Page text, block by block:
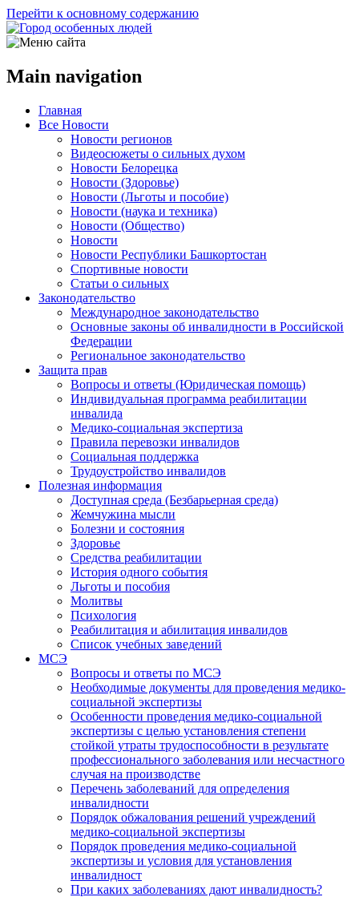
Перейти к основному содержанию
Main navigation
Главная
Все Новости
Новости регионов
Видеосюжеты о сильных духом
Новости Белорецка
Новости (Здоровье)
Новости (Льготы и пособие)
Новости (наука и техника)
Новости (Общество)
Новости
Новости Республики Башкортостан
Спортивные новости
Статьи о сильных
Законодательство
Международное законодательство
Основные законы об инвалидности в Российской
Федерации
Региональное законодательство
Защита прав
Вопросы и ответы (Юридическая помощь)
Индивидуальная программа реабилитации
инвалида
Медико-социальная экспертиза
Правила перевозки инвалидов
Социальная поддержка
Трудоустройство инвалидов
Полезная информация
Доступная среда (Безбарьерная среда)
Жемчужина мысли
Болезни и состояния
Здоровье
Средства реабилитации
История одного события
Льготы и пособия
Молитвы
Психология
Реабилитация и абилитация инвалидов
Список учебных заведений
МСЭ
Вопросы и ответы по МСЭ
Необходимые документы для проведения медико-
социальной экспертизы
Особенности проведения медико-социальной
экспертизы с целью установления степени
стойкой утраты трудоспособности в результате
профессионального заболевания или несчастного
случая на производстве
Перечень заболеваний для определения
инвалидности
Порядок обжалования решений учреждений
медико-социальной экспертизы
Порядок проведения медико-социальной
экспертизы и условия для установления
инвалидност
При каких заболеваниях дают инвалидность?